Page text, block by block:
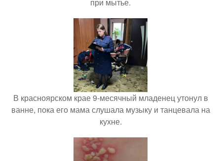
В красноярском крае 9-месячный младенец утонул в
ванне, пока его мама слушала музыку и танцевала на
кухне.